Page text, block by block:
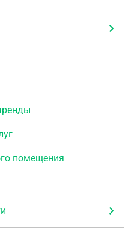
помещения